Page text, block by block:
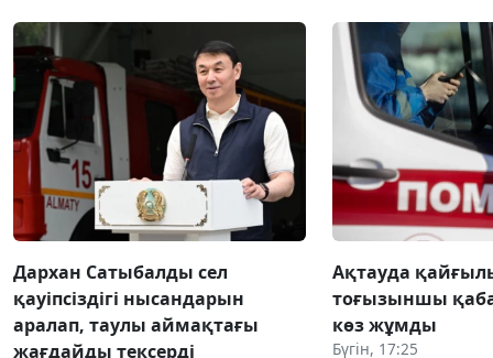
Дархан Сатыбалды сел
қауіпсіздігі нысандарын
аралап, таулы аймақтағы
жағдайды тексерді
Ақтауда
тоғызыншы
көз жұмды
Бүгін, 17:25